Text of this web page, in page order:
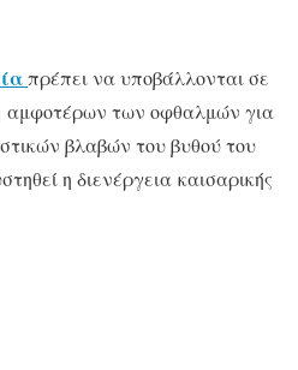
πρέπει να υποβάλλονται σε
αμφοτέρων των οφθαλμών για
βλαβών του βυθού του
η διενέργεια καισαρικής